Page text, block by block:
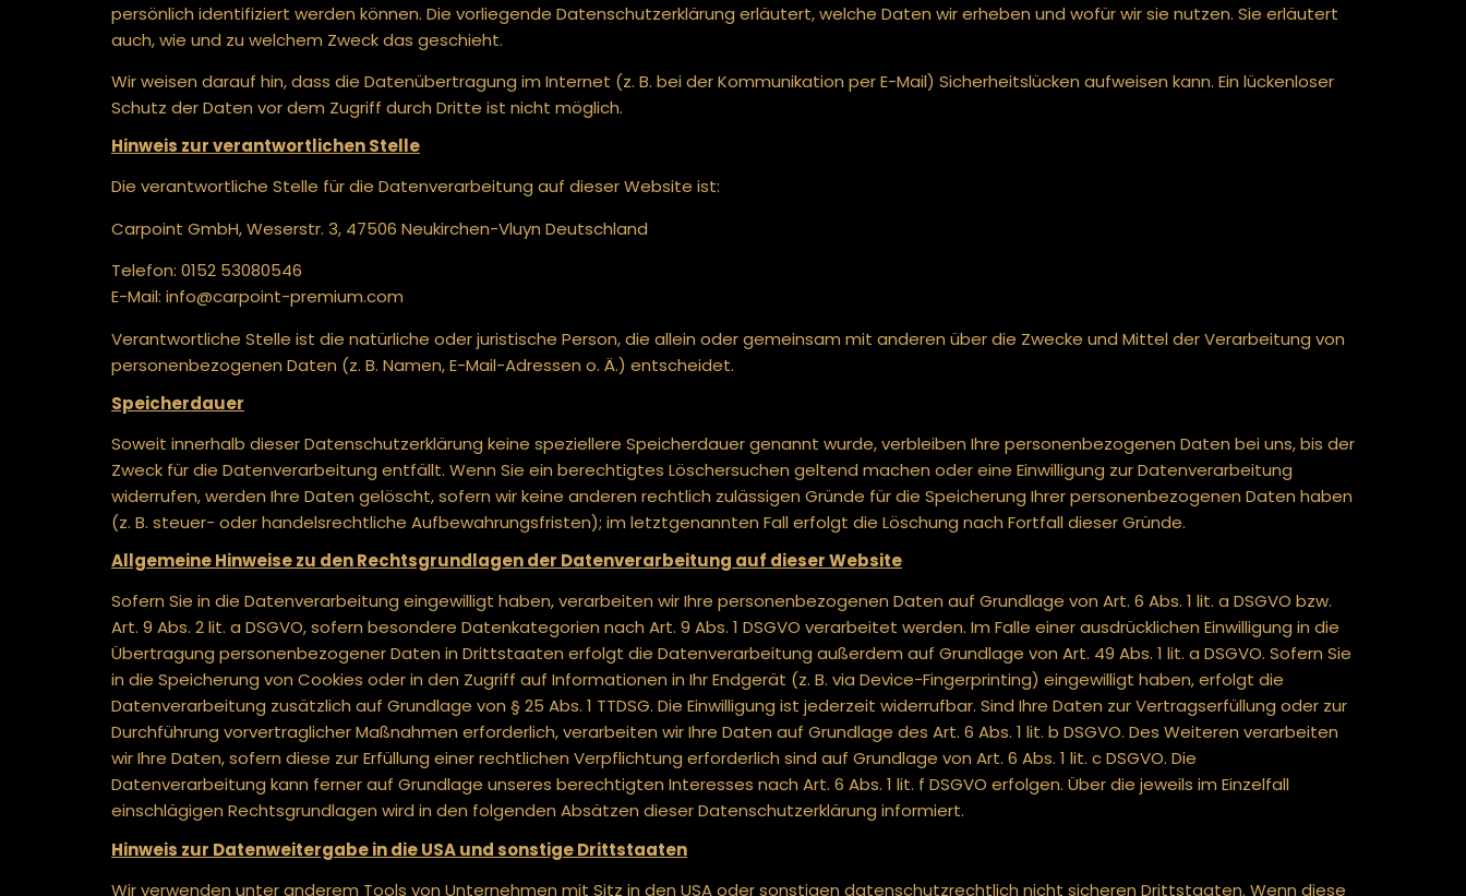
persönlich identifiziert werden können. Die vorliegende Datenschutzerklärung erläutert, welche Daten wir erheben und wofür wir sie nutzen. Sie erläutert
auch, wie und zu welchem Zweck das geschieht.
Wir weisen darauf hin, dass die Datenübertragung im Internet (z. B. bei der Kommunikation per E-Mail) Sicherheitslücken aufweisen kann. Ein lückenloser
Schutz der Daten vor dem Zugriff durch Dritte ist nicht möglich.
Hinweis zur verantwortlichen Stelle
Die verantwortliche Stelle für die Datenverarbeitung auf dieser Website ist:
Carpoint GmbH, Weserstr. 3, 47506 Neukirchen-Vluyn Deutschland
Telefon: 0152 53080546
E-Mail: info@carpoint-premium.com
Verantwortliche Stelle ist die natürliche oder juristische Person, die allein oder gemeinsam mit anderen über die Zwecke und Mittel der Verarbeitung von
personenbezogenen Daten (z. B. Namen, E-Mail-Adressen o. Ä.) entscheidet.
Speicherdauer
Soweit innerhalb dieser Datenschutzerklärung keine speziellere Speicherdauer genannt wurde, verbleiben Ihre personenbezogenen Daten bei uns, bis der
Zweck für die Datenverarbeitung entfällt. Wenn Sie ein berechtigtes Löschersuchen geltend machen oder eine Einwilligung zur Datenverarbeitung
widerrufen, werden Ihre Daten gelöscht, sofern wir keine anderen rechtlich zulässigen Gründe für die Speicherung Ihrer personenbezogenen Daten haben
(z. B. steuer- oder handelsrechtliche Aufbewahrungsfristen); im letztgenannten Fall erfolgt die Löschung nach Fortfall dieser Gründe.
Allgemeine Hinweise zu den Rechtsgrundlagen der Datenverarbeitung auf dieser Website
Sofern Sie in die Datenverarbeitung eingewilligt haben, verarbeiten wir Ihre personenbezogenen Daten auf Grundlage von Art. 6 Abs. 1 lit. a DSGVO bzw.
Art. 9 Abs. 2 lit. a DSGVO, sofern besondere Datenkategorien nach Art. 9 Abs. 1 DSGVO verarbeitet werden. Im Falle einer ausdrücklichen Einwilligung in die
Übertragung personenbezogener Daten in Drittstaaten erfolgt die Datenverarbeitung außerdem auf Grundlage von Art. 49 Abs. 1 lit. a DSGVO. Sofern Sie
in die Speicherung von Cookies oder in den Zugriff auf Informationen in Ihr Endgerät (z. B. via Device-Fingerprinting) eingewilligt haben, erfolgt die
Datenverarbeitung zusätzlich auf Grundlage von § 25 Abs. 1 TTDSG. Die Einwilligung ist jederzeit widerrufbar. Sind Ihre Daten zur Vertragserfüllung oder zur
Durchführung vorvertraglicher Maßnahmen erforderlich, verarbeiten wir Ihre Daten auf Grundlage des Art. 6 Abs. 1 lit. b DSGVO. Des Weiteren verarbeiten
wir Ihre Daten, sofern diese zur Erfüllung einer rechtlichen Verpflichtung erforderlich sind auf Grundlage von Art. 6 Abs. 1 lit. c DSGVO. Die
Datenverarbeitung kann ferner auf Grundlage unseres berechtigten Interesses nach Art. 6 Abs. 1 lit. f DSGVO erfolgen. Über die jeweils im Einzelfall
einschlägigen Rechtsgrundlagen wird in den folgenden Absätzen dieser Datenschutzerklärung informiert.
Hinweis zur Datenweitergabe in die USA und sonstige Drittstaaten
Wir verwenden unter anderem Tools von Unternehmen mit Sitz in den USA oder sonstigen datenschutzrechtlich nicht sicheren Drittstaaten. Wenn diese